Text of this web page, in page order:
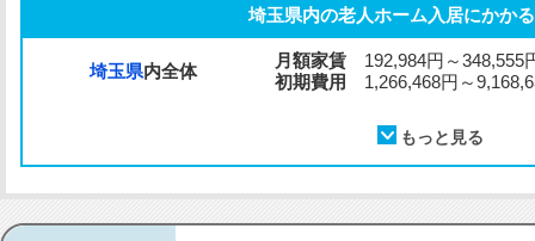
埼玉県内の老人ホーム入居にかか
埼玉県内全体
月額家賃 192,984円～348,555
初期費用
1,266,468円～